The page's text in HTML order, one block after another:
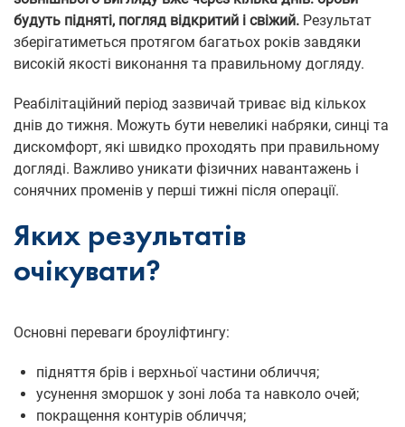
будуть підняті, погляд відкритий і свіжий. Результат
зберігатиметься протягом багатьох років завдяки
високій якості виконання та правильному догляду.
Реабілітаційний період зазвичай триває від кількох
днів до тижня. Можуть бути невеликі набряки, синці та
дискомфорт, які швидко проходять при правильному
догляді. Важливо уникати фізичних навантажень і
сонячних променів у перші тижні після операції.
Яких результатів
очікувати?
Основні переваги броуліфтингу:
підняття брів і верхньої частини обличчя;
усунення зморшок у зоні лоба та навколо очей;
покращення контурів обличчя;